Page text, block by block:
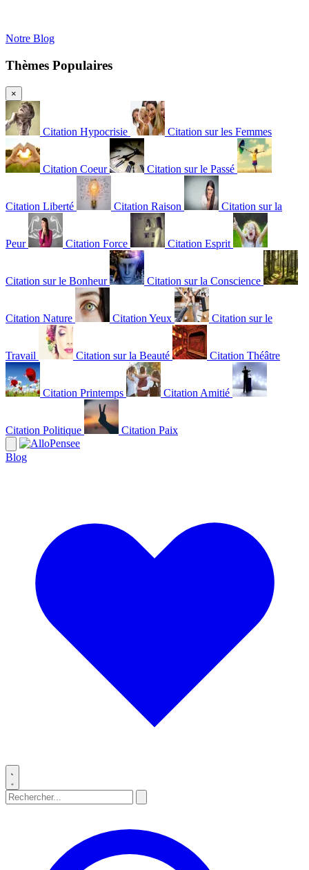
Notre Blog
Thèmes Populaires
×
Citation Hypocrisie Citation sur les Femmes
Citation Coeur Citation sur le Passé
Citation Liberté Citation Raison Citation sur la
Peur Citation Force Citation Esprit
Citation sur le Bonheur Citation sur la Conscience
Citation Nature Citation Yeux Citation sur le
Travail Citation sur la Beauté Citation Théâtre
Citation Printemps Citation Amitié
Citation Politique Citation Paix
Blog